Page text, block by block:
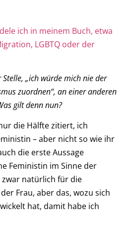
ich in meinem Buch, etwa
LGBTQ oder der
„ich würde mich nie der
zuordnen“, an einer anderen
gilt denn nun?
die Hälfte zitiert, ich
– aber nicht so wie ihr
die erste Aussage
Feministin im Sinne der
zwar natürlich für die
Frau, aber das, wozu sich
hat, damit habe ich